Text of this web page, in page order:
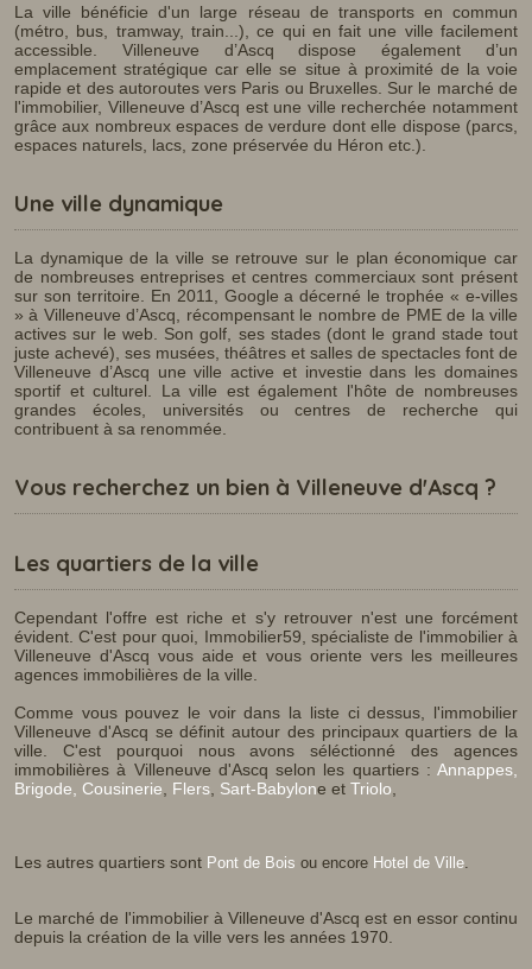
La ville bénéficie d'un large réseau de transports en commun
(métro, bus, tramway, train...), ce qui en fait une ville facilement
accessible. Villeneuve d’Ascq dispose également d’un
emplacement stratégique car elle se situe à proximité de la voie
rapide et des autoroutes vers Paris ou Bruxelles. Sur le marché de
l'immobilier, Villeneuve d’Ascq est une ville recherchée notamment
grâce aux nombreux espaces de verdure dont elle dispose (parcs,
espaces naturels, lacs, zone préservée du Héron etc.).
Une ville dynamique
La dynamique de la ville se retrouve sur le plan économique car
de nombreuses entreprises et centres commerciaux sont présent
sur son territoire. En 2011, Google a décerné le trophée « e-villes
» à Villeneuve d’Ascq, récompensant le nombre de PME de la ville
actives sur le web. Son golf, ses stades (dont le grand stade tout
juste achevé), ses musées, théâtres et salles de spectacles font de
Villeneuve d’Ascq une ville active et investie dans les domaines
sportif et culturel. La ville est également l'hôte de nombreuses
grandes écoles, universités ou centres de recherche qui
contribuent à sa renommée.
Vous recherchez un bien à Villeneuve d'Ascq ?
Les quartiers de la ville
Cependant l'offre est riche et s'y retrouver n'est une forcément
évident. C'est pour quoi, Immobilier59, spécialiste de l'immobilier à
Villeneuve d'Ascq vous aide et vous oriente vers les meilleures
agences immobilières de la ville.
Comme vous pouvez le voir dans la liste ci dessus, l'immobilier
Villeneuve d'Ascq se définit autour des principaux quartiers de la
ville. C'est pourquoi nous avons séléctionné des agences
immobilières à Villeneuve d'Ascq selon les quartiers : Annappes,
Brigode, Cousinerie Flers Sart-Babylone et Triolo
Les autres quartiers sont Pont de Bois ou encore Hotel de Ville
Le marché de l'immobilier à Villeneuve d'Ascq est en essor continu
depuis la création de la ville vers les années 1970.